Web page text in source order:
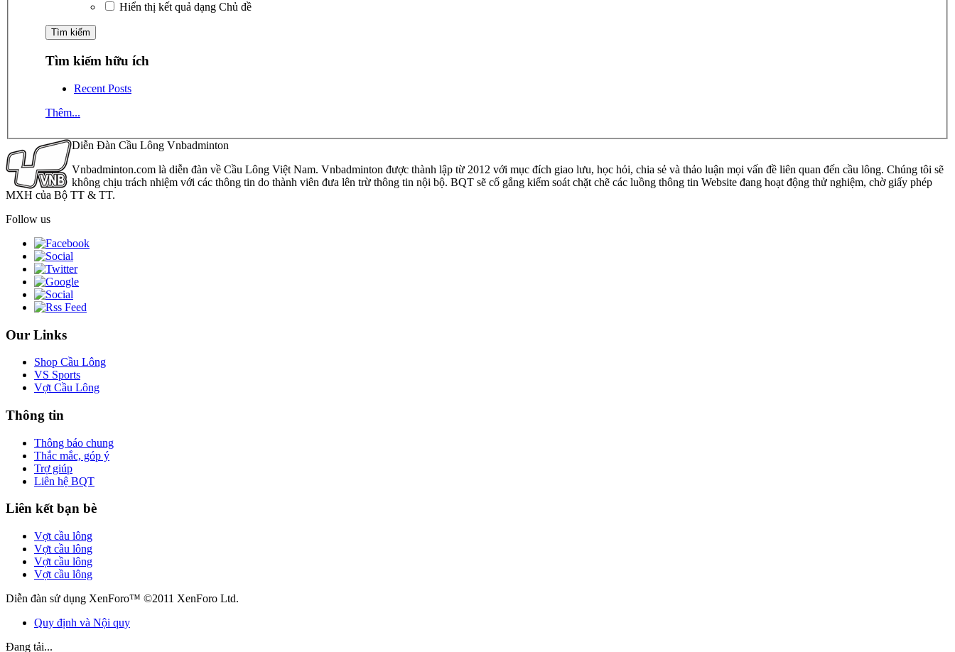
Hiển thị kết quả dạng Chủ đề
Tìm kiếm hữu ích
Recent Posts
Thêm...
Diễn Đàn Cầu Lông Vnbadminton
Vnbadminton.com là diễn đàn về Cầu Lông Việt Nam. Vnbadminton được thành lập từ 2012 với mục đích giao lưu, học hỏi, chia sẻ và thảo luận mọi vấn đề liên quan đến cầu lông. Chúng tôi sẽ
không chịu trách nhiệm với các thông tin do thành viên đưa lên trừ thông tin nội bộ. BQT sẽ cố gắng kiểm soát chặt chẽ các luồng thông tin Website đang hoạt động thử nghiệm, chờ giấy phép
MXH của Bộ TT & TT.
Follow us
Our Links
Shop Cầu Lông
VS Sports
Vợt Cầu Lông
Thông tin
Thông báo chung
Thắc mắc, góp ý
Trợ giúp
Liên hệ BQT
Liên kết bạn bè
Vợt cầu lông
Vợt cầu lông
Vợt cầu lông
Vợt cầu lông
Diễn đàn sử dụng XenForo™ ©2011 XenForo Ltd.
Quy định và Nội quy
Đang tải...